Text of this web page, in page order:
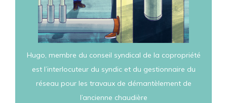
Hugo, membre du conseil syndical de la copropriété
est l’interlocuteur du syndic et du gestionnaire du
réseau pour les travaux de démantèlement de
l’ancienne chaudière